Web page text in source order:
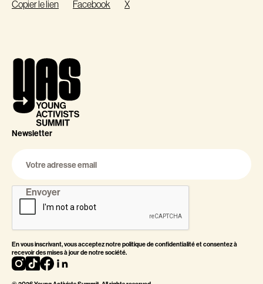
Copier le lien
Facebook X
Newsletter
En vous inscrivant, vous acceptez notrepolitique de confidentialitéet consentez à
recevoir des mises à jour de notre société.